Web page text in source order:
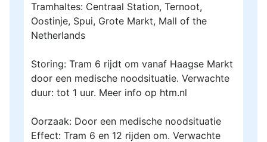
Tramhaltes: Centraal Station, Ternoot,
Oostinje, Spui, Grote Markt, Mall of the
Netherlands
Storing: Tram 6 rijdt om vanaf Haagse Markt
door een medische noodsituatie. Verwachte
duur: tot 1 uur. Meer info op htm.nl
Oorzaak: Door een medische noodsituatie
Effect: Tram 6 en 12 rijden om. Verwachte